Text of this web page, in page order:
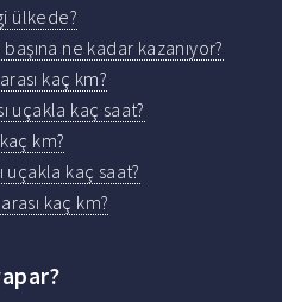
ülkede?
ne kadar kazanıyor?
kaç km?
uçakla kaç saat?
km?
uçakla kaç saat?
kaç km?